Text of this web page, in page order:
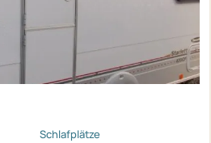
Schlafplätze